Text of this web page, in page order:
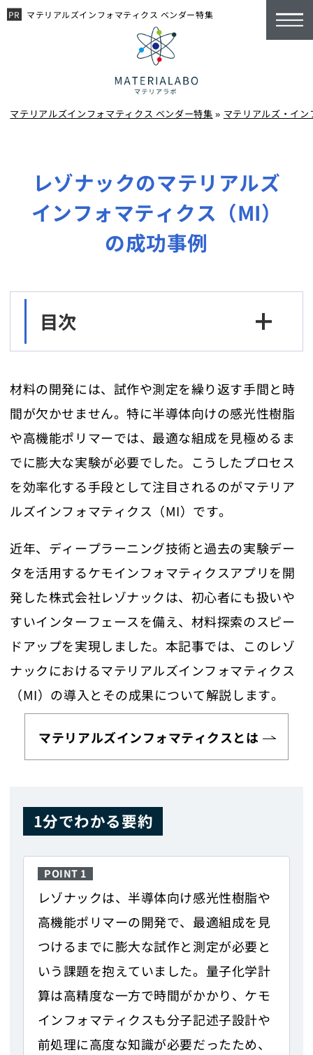
マテリアルズインフォマティクス ベンダー特集
マテリアルズインフォマティクス ベンダー特集 » マテリアルズ・イ
レゾナックのマテリアルズ
インフォマティクス（MI）
の成功事例
目次
材料の開発には、試作や測定を繰り返す手間と時
間が欠かせません。特に半導体向けの感光性樹脂
や高機能ポリマーでは、最適な組成を見極めるま
でに膨大な実験が必要でした。こうしたプロセス
を効率化する手段として注目されるのがマテリア
ルズインフォマティクス（MI）です。
近年、ディープラーニング技術と過去の実験デー
タを活用するケモインフォマティクスアプリを開
発した株式会社レゾナックは、初心者にも扱いや
すいインターフェースを備え、材料探索のスピー
ドアップを実現しました。本記事では、このレゾ
ナックにおけるマテリアルズインフォマティクス
（MI）の導入とその成果について解説します。
マテリアルズインフォマティクスとは
1分でわかる要約
POINT 1
レゾナックは、半導体向け感光性樹脂や
高機能ポリマーの開発で、最適組成を見
つけるまでに膨大な試作と測定が必要と
いう課題を抱えていました。量子化学計
算は高精度な一方で時間がかかり、ケモ
インフォマティクスも分子記述子設計や
前処理に高度な知識が必要だったため、